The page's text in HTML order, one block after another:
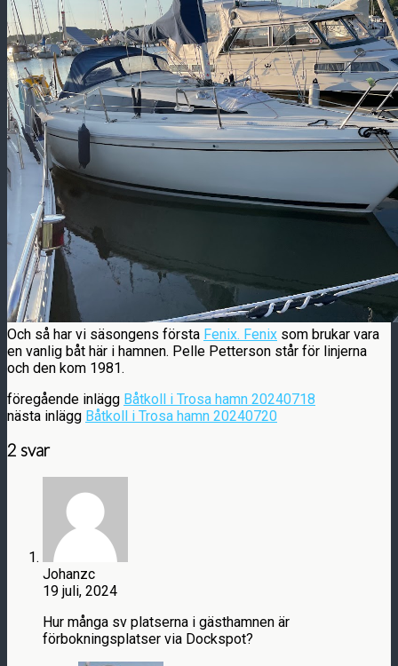
Och så har vi säsongens första Fenix. Fenix som brukar vara
en vanlig båt här i hamnen. Pelle Petterson står för linjerna
och den kom 1981.
föregående inlägg Båtkoll i Trosa hamn 20240718
nästa inlägg Båtkoll i Trosa hamn 20240720
2 svar
Johanzc
19 juli, 2024
Hur många sv platserna i gästhamnen är
förbokningsplatser via Dockspot?